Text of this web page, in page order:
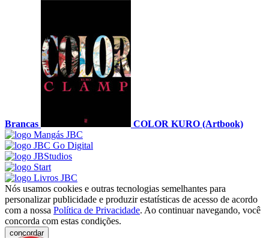
Brancas COLOR KURO (Artbook)
Nós usamos cookies e outras tecnologias semelhantes para
personalizar publicidade e produzir estatísticas de acesso de acordo
com a nossa Política de Privacidade. Ao continuar navegando, você
concorda com estas condições.
concordar